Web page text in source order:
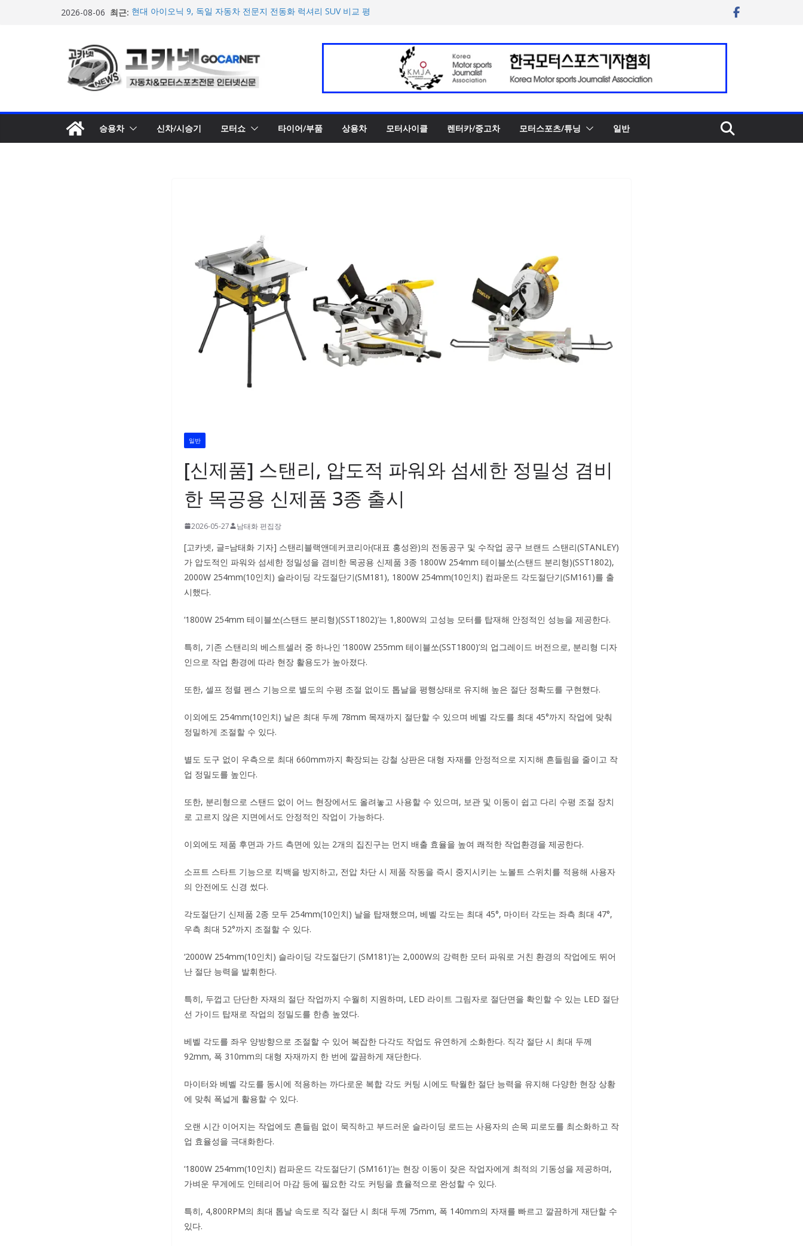
2026-08-06 최근: 현대 아이오닉 9, 독일 자동차 전문지 전동화 럭셔리 SUV 비교 평
및 공모작 접수
현대차, 8세대 완전변경 ‘디 올 뉴 아반떼’ 주요 사양 및 가격 공
개… 본격 계약 개시
2026년 7월 국내 수입 승용차 신규 등록 전년 대비 14.3% 증가
한국타이어, 안전한 여름철 주행 위한 타이어 관리법 제안
승용차 신차/시승기 모터쇼 타이어/부품 상용차 모터사이클 렌터카/중고차 모터스포츠/튜닝 일반
일반
[신제품] 스탠리, 압도적 파워와 섬세한 정밀성 겸비
한 목공용 신제품 3종 출시
2026-05-27 남태화 편집장
[고카넷, 글=남태화 기자] 스탠리블랙앤데커코리아(대표 홍성완)의 전동공구 및 수작업 공구 브랜드 스탠리(STANLEY)
가 압도적인 파워와 섬세한 정밀성을 겸비한 목공용 신제품 3종 1800W 254mm 테이블쏘(스탠드 분리형)(SST1802),
2000W 254mm(10인치) 슬라이딩 각도절단기(SM181), 1800W 254mm(10인치) 컴파운드 각도절단기(SM161)를 출
시했다.
‘1800W 254mm 테이블쏘(스탠드 분리형)(SST1802)’는 1,800W의 고성능 모터를 탑재해 안정적인 성능을 제공한다.
특히, 기존 스탠리의 베스트셀러 중 하나인 ‘1800W 255mm 테이블쏘(SST1800)’의 업그레이드 버전으로, 분리형 디자
인으로 작업 환경에 따라 현장 활용도가 높아졌다.
또한, 셀프 정렬 펜스 기능으로 별도의 수평 조절 없이도 톱날을 평행상태로 유지해 높은 절단 정확도를 구현했다.
이외에도 254mm(10인치) 날은 최대 두께 78mm 목재까지 절단할 수 있으며 베벨 각도를 최대 45°까지 작업에 맞춰
정밀하게 조절할 수 있다.
별도 도구 없이 우측으로 최대 660mm까지 확장되는 강철 상판은 대형 자재를 안정적으로 지지해 흔들림을 줄이고 작
업 정밀도를 높인다.
또한, 분리형으로 스탠드 없이 어느 현장에서도 올려놓고 사용할 수 있으며, 보관 및 이동이 쉽고 다리 수평 조절 장치
로 고르지 않은 지면에서도 안정적인 작업이 가능하다.
이외에도 제품 후면과 가드 측면에 있는 2개의 집진구는 먼지 배출 효율을 높여 쾌적한 작업환경을 제공한다.
소프트 스타트 기능으로 킥백을 방지하고, 전압 차단 시 제품 작동을 즉시 중지시키는 노볼트 스위치를 적용해 사용자
의 안전에도 신경 썼다.
각도절단기 신제품 2종 모두 254mm(10인치) 날을 탑재했으며, 베벨 각도는 최대 45°, 마이터 각도는 좌측 최대 47°,
우측 최대 52°까지 조절할 수 있다.
‘2000W 254mm(10인치) 슬라이딩 각도절단기 (SM181)’는 2,000W의 강력한 모터 파워로 거친 환경의 작업에도 뛰어
난 절단 능력을 발휘한다.
특히, 두껍고 단단한 자재의 절단 작업까지 수월히 지원하며, LED 라이트 그림자로 절단면을 확인할 수 있는 LED 절단
선 가이드 탑재로 작업의 정밀도를 한층 높였다.
베벨 각도를 좌우 양방향으로 조절할 수 있어 복잡한 다각도 작업도 유연하게 소화한다. 직각 절단 시 최대 두께
92mm, 폭 310mm의 대형 자재까지 한 번에 깔끔하게 재단한다.
마이터와 베벨 각도를 동시에 적용하는 까다로운 복합 각도 커팅 시에도 탁월한 절단 능력을 유지해 다양한 현장 상황
에 맞춰 폭넓게 활용할 수 있다.
오랜 시간 이어지는 작업에도 흔들림 없이 묵직하고 부드러운 슬라이딩 로드는 사용자의 손목 피로도를 최소화하고 작
업 효율성을 극대화한다.
‘1800W 254mm(10인치) 컴파운드 각도절단기 (SM161)’는 현장 이동이 잦은 작업자에게 최적의 기동성을 제공하며,
가벼운 무게에도 인테리어 마감 등에 필요한 각도 커팅을 효율적으로 완성할 수 있다.
특히, 4,800RPM의 최대 톱날 속도로 직각 절단 시 최대 두께 75mm, 폭 140mm의 자재를 빠르고 깔끔하게 재단할 수
있다.